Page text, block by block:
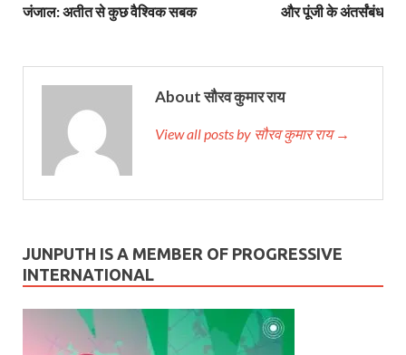
जंजाल: अतीत से कुछ वैश्विक सबक
और पूंजी के अंतर्संबंध
About सौरव कुमार राय
View all posts by सौरव कुमार राय →
JUNPUTH IS A MEMBER OF PROGRESSIVE
INTERNATIONAL